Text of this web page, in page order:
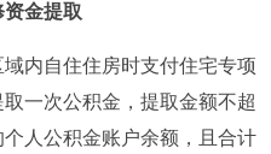
金提取
内自住住房时支付住宅专项
一次公积金，提取金额不超
人公积金账户余额，且合计